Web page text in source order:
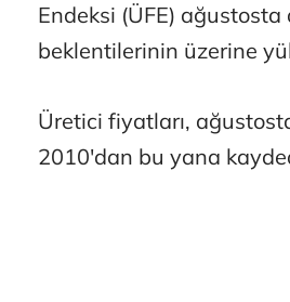
Endeksi (ÜFE)
beklentilerinin üzerine
Üretici fiyatları,
2010'dan bu yana